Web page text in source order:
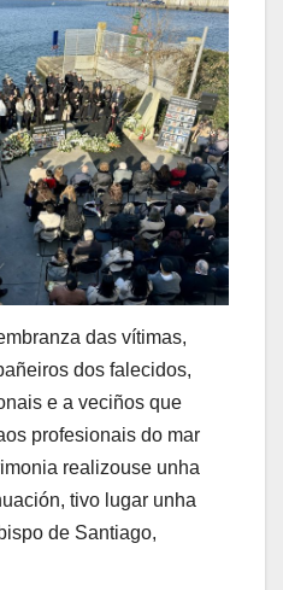
das vítimas,
dos falecidos,
e a veciños que
profesionais do mar
realizouse unha
tivo lugar unha
de Santiago,